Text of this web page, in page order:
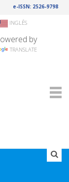
e-ISSN: 2526-9798
INGLÊS
by
TRANSLATE